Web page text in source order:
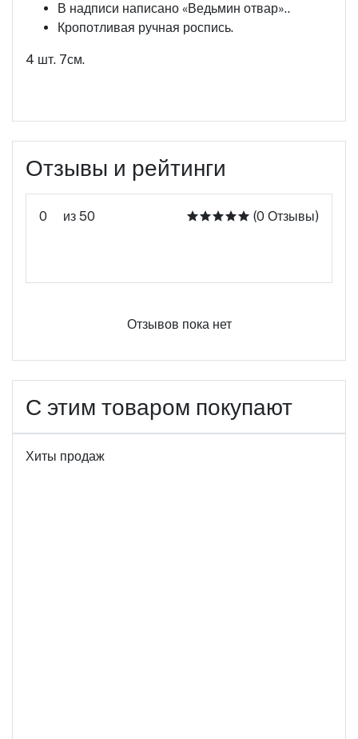
В надписи написано «Ведьмин отвар»..
Кропотливая ручная роспись.
4 шт. 7см.
Отзывы и рейтинги
0 из 50 (0 Отзывы)
Отзывов пока нет
С этим товаром покупают
Хиты продаж